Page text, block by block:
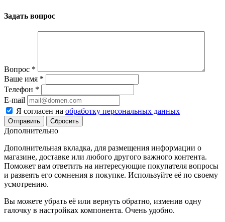
Задать вопрос
Вопрос *
Ваше имя *
Телефон *
E-mail
Я согласен на обработку персональных данных
Сбросить
Дополнительно
Дополнительная вкладка, для размещения информации о
магазине, доставке или любого другого важного контента.
Поможет вам ответить на интересующие покупателя вопросы
и развеять его сомнения в покупке. Используйте её по своему
усмотрению.
Вы можете убрать её или вернуть обратно, изменив одну
галочку в настройках компонента. Очень удобно.